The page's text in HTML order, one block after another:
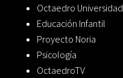
Octaedro Universidad
Educación Infantil
Proyecto Noria
Psicología
OctaedroTV